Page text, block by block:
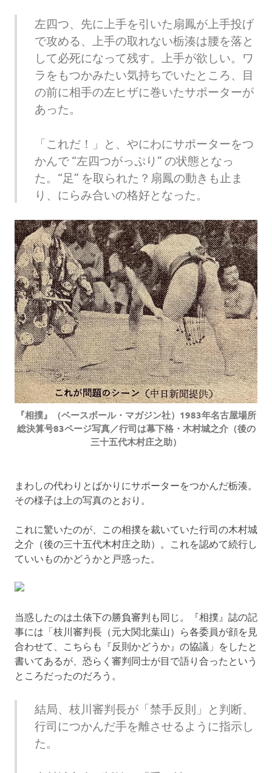
左四つ、先に上手を引いた扇鳳が上手投げ
で攻める、上手の取れない栃湊は腰を落と
して必死になって残す。上手が欲しい。ワ
ラをもつかみたい気持ちでいたところ、目
の前に相手の左ヒザに巻いたサポーターが
あった。
「これだ！」と、やにわにサポーターをつ
かんで “左四つがっぷり” の状態となっ
た。“足” を取られた？扇鳳の動きも止ま
り、にらみ合いの格好となった。
『相撲』（ベースボール・マガジン社）1983年名古屋場所
総決算号83ページ写真／行司は幕下格・木村城之介（後の
三十五代木村庄之助）
まわしの代わりとばかりにサポーターをつかんだ栃湊。
その様子は上の写真のとおり。
これに驚いたのが、この相撲を裁いていた行司の木村城
之介（後の三十五代木村庄之助）。これを認めて続行し
ていいものかどうかと戸惑った。
当惑したのは土俵下の勝負審判も同じ。『相撲』誌の記
事には「枝川審判長（元大関北葉山）ら各委員が顔を見
合わせて、こちらも『反則かどうか』の協議」をしたと
書いてあるが、恐らく審判同士が目で語り合ったという
ところだったのだろう。
結局、枝川審判長が「禁手反則」と判断、
行司につかんだ手を離させるように指示し
た。